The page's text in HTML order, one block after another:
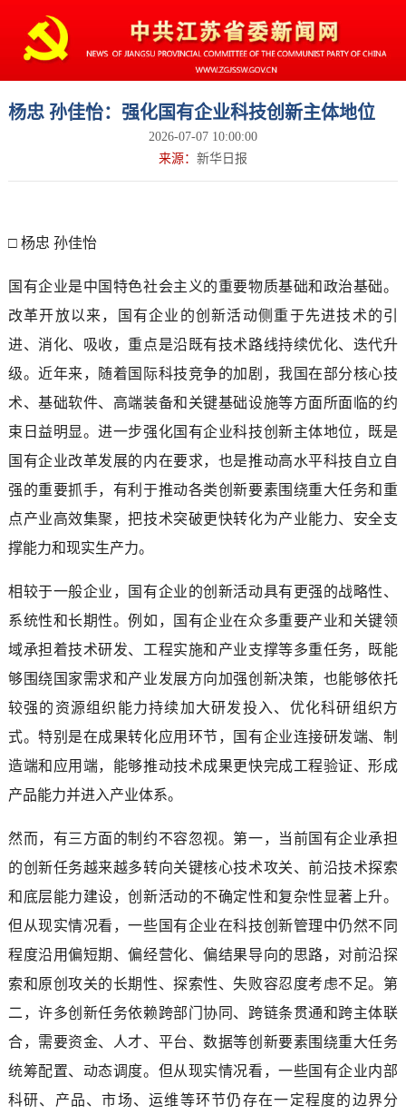
杨忠 孙佳怡：强化国有企业科技创新主体地位
2026-07-07 10:00:00
来源： 新华日报
□ 杨忠 孙佳怡
国有企业是中国特色社会主义的重要物质基础和政治基础。
改革开放以来，国有企业的创新活动侧重于先进技术的引
进、消化、吸收，重点是沿既有技术路线持续优化、迭代升
级。近年来，随着国际科技竞争的加剧，我国在部分核心技
术、基础软件、高端装备和关键基础设施等方面所面临的约
束日益明显。进一步强化国有企业科技创新主体地位，既是
国有企业改革发展的内在要求，也是推动高水平科技自立自
强的重要抓手，有利于推动各类创新要素围绕重大任务和重
点产业高效集聚，把技术突破更快转化为产业能力、安全支
撑能力和现实生产力。
相较于一般企业，国有企业的创新活动具有更强的战略性、
系统性和长期性。例如，国有企业在众多重要产业和关键领
域承担着技术研发、工程实施和产业支撑等多重任务，既能
够围绕国家需求和产业发展方向加强创新决策，也能够依托
较强的资源组织能力持续加大研发投入、优化科研组织方
式。特别是在成果转化应用环节，国有企业连接研发端、制
造端和应用端，能够推动技术成果更快完成工程验证、形成
产品能力并进入产业体系。
然而，有三方面的制约不容忽视。第一，当前国有企业承担
的创新任务越来越多转向关键核心技术攻关、前沿技术探索
和底层能力建设，创新活动的不确定性和复杂性显著上升。
但从现实情况看，一些国有企业在科技创新管理中仍然不同
程度沿用偏短期、偏经营化、偏结果导向的思路，对前沿探
索和原创攻关的长期性、探索性、失败容忍度考虑不足。第
二，许多创新任务依赖跨部门协同、跨链条贯通和跨主体联
合，需要资金、人才、平台、数据等创新要素围绕重大任务
统筹配置、动态调度。但从现实情况看，一些国有企业内部
科研、产品、市场、运维等环节仍存在一定程度的边界分